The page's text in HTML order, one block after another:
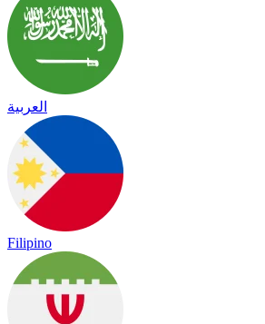
العربية
Filipino